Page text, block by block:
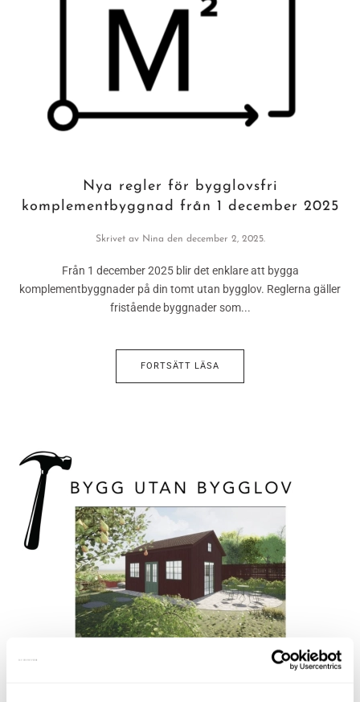
Nya regler för bygglovsfri
komplementbyggnad från 1 december 2025
Skrivet av Nina den december 2, 2025.
Från 1 december 2025 blir det enklare att bygga
komplementbyggnader på din tomt utan bygglov. Reglerna gäller
fristående byggnader som...
FORTSÄTT LÄSA